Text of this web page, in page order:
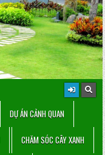
DỰ ÁN CẢNH QUAN
CHĂM SÓC CÂY XANH